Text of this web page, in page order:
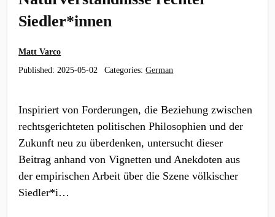
Siedler*innen
Matt Varco
Published: 2025-05-02 Categories:German
Inspiriert von Forderungen, die Beziehung zwischen
rechtsgerichteten politischen Philosophien und der
Zukunft neu zu überdenken, untersucht dieser
Beitrag anhand von Vignetten und Anekdoten aus
der empirischen Arbeit über die Szene völkischer
Siedler*i…